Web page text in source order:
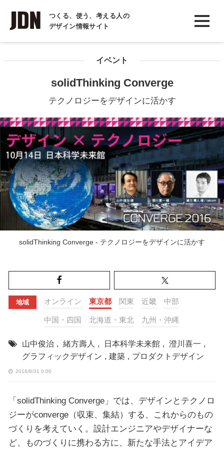
つくる、使う、考える人の
デザイン情報サイト
INTERVIEW
インタビュー
COLUMN
イベント
solidThinking Converge
テクノロジーをデザインに活かす
solidThinking Converge - テクノロジーをデザインに活かす
地域 オンライン 東京都 関東 近畿 中部
中国・四国 北海道・東北 九州・沖縄
山中俊治 , 緒方壽人 , 日本科学未来館 , 澄川喜一 ,
グラフィックデザイン , 建築 , プロダクトデザイン
2016/8/31 0:00
「solidThinking Converge」では、デザインとテクノロ
ジーがconverge（収束、集結）する、これからのもの
づくりを考えていく。設計エンジニアやデザイナーな
ど、ものづくりに携わる方に、新たな手法とアイデア